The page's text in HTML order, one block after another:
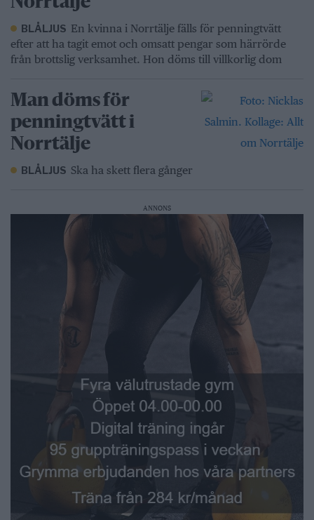
BLÅLJUS En kvinna i Norrtälje fälls för penningtvätt
efter att ha tagit emot och omsatt pengar som härrörde
från brottslig verksamhet. Hon döms till villkorlig dom
Man döms för
penningtvätt i
Norrtälje
BLÅLJUS Ska ha skett flera gånger
ANNONS